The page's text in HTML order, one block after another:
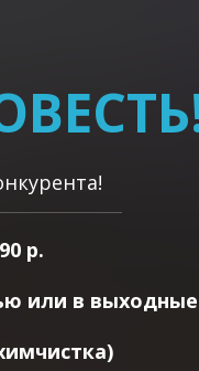
р.
или в